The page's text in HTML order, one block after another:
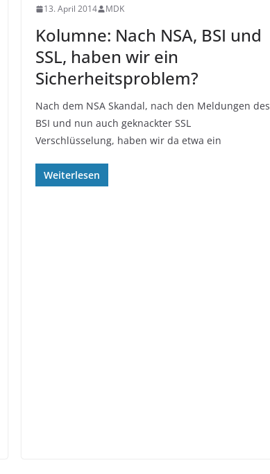
13. April 2014 MDK
Kolumne: Nach NSA, BSI und
SSL, haben wir ein
Sicherheitsproblem?
Nach dem NSA Skandal, nach den Meldungen des
BSI und nun auch geknackter SSL
Verschlüsselung, haben wir da etwa ein
Weiterlesen